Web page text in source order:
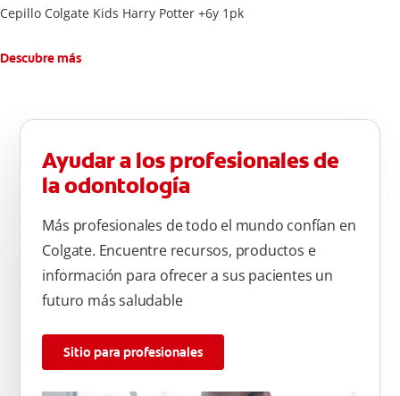
Cepillo Colgate Kids Harry Potter +6y 1pk
Descubre más
Ayudar a los profesionales de
la odontología
Más profesionales de todo el mundo confían en
Colgate. Encuentre recursos, productos e
información para ofrecer a sus pacientes un
futuro más saludable
Sitio para profesionales